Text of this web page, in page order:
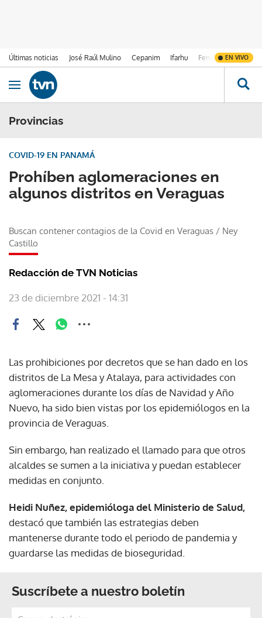
Últimas noticias José Raúl Mulino Cepanim Ifarhu Fenómeno de El
EN VIVO
Ir al contenido
Obrir navegació
Provincias
Prohíben aglomeraciones en
algunos distritos en Veraguas
COVID-19 EN PANAMÁ
Buscan contener contagios de la Covid en Veraguas / Ney
Castillo
Redacción de TVN Noticias
23 de diciembre 2021 - 14:31
Las prohibiciones por decretos que se han dado en los
distritos de La Mesa y Atalaya, para actividades con
aglomeraciones durante los días de Navidad y Año
Nuevo, ha sido bien vistas por los epidemiólogos en la
provincia de Veraguas.
Sin embargo, han realizado el llamado para que otros
alcaldes se sumen a la iniciativa y puedan establecer
medidas en conjunto.
Heidi Nuñez, epidemióloga del Ministerio de Salud,
destacó que también las estrategias deben
mantenerse durante todo el periodo de pandemia y
guardarse las medidas de bioseguridad.
Suscríbete a nuestro boletín